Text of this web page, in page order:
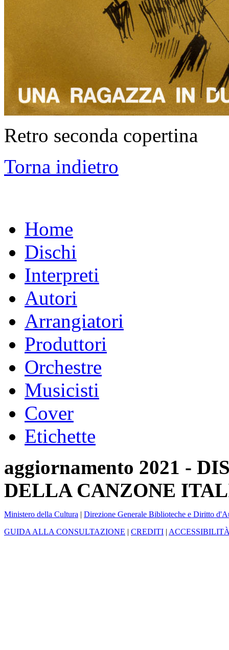
Retro seconda copertina
Torna indietro
Home
Dischi
Interpreti
Autori
Arrangiatori
Produttori
Orchestre
Musicisti
Cover
Etichette
aggiornamento 2021 -
DELLA CANZONE
Ministero della Cultura | Direzione Generale Biblioteche e Diritto
GUIDA ALLA CONSULTAZIONE | CREDITI |